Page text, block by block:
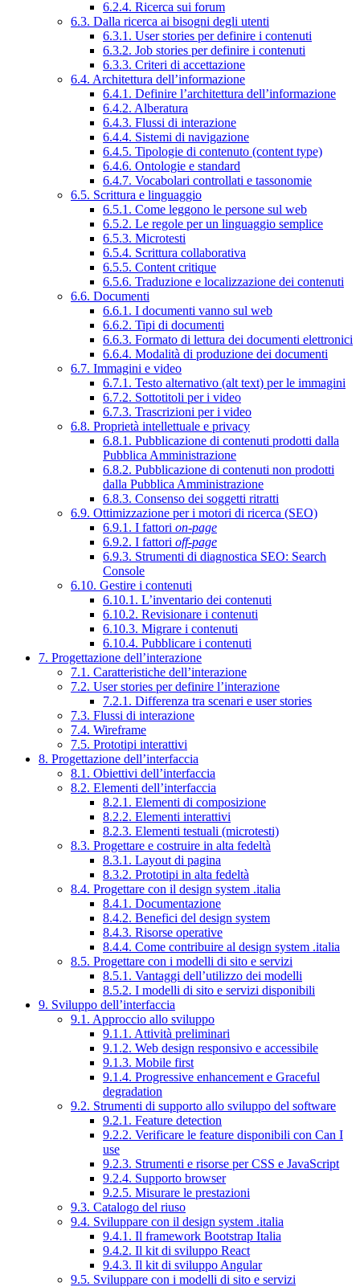
6.2.4. Ricerca sui forum
6.3. Dalla ricerca ai bisogni degli utenti
6.3.1. User stories per definire i contenuti
6.3.2. Job stories per definire i contenuti
6.3.3. Criteri di accettazione
6.4. Architettura dell’informazione
6.4.1. Definire l’architettura dell’informazione
6.4.2. Alberatura
6.4.3. Flussi di interazione
6.4.4. Sistemi di navigazione
6.4.5. Tipologie di contenuto (content type)
6.4.6. Ontologie e standard
6.4.7. Vocabolari controllati e tassonomie
6.5. Scrittura e linguaggio
6.5.1. Come leggono le persone sul web
6.5.2. Le regole per un linguaggio semplice
6.5.3. Microtesti
6.5.4. Scrittura collaborativa
6.5.5. Content critique
6.5.6. Traduzione e localizzazione dei contenuti
6.6. Documenti
6.6.1. I documenti vanno sul web
6.6.2. Tipi di documenti
6.6.3. Formato di lettura dei documenti elettronici
6.6.4. Modalità di produzione dei documenti
6.7. Immagini e video
6.7.1. Testo alternativo (alt text) per le immagini
6.7.2. Sottotitoli per i video
6.7.3. Trascrizioni per i video
6.8. Proprietà intellettuale e privacy
6.8.1. Pubblicazione di contenuti prodotti dalla
Pubblica Amministrazione
6.8.2. Pubblicazione di contenuti non prodotti
dalla Pubblica Amministrazione
6.8.3. Consenso dei soggetti ritratti
6.9. Ottimizzazione per i motori di ricerca (SEO)
6.9.1. I fattori on-page
6.9.2. I fattori off-page
6.9.3. Strumenti di diagnostica SEO: Search
Console
6.10. Gestire i contenuti
6.10.1. L’inventario dei contenuti
6.10.2. Revisionare i contenuti
6.10.3. Migrare i contenuti
6.10.4. Pubblicare i contenuti
7. Progettazione dell’interazione
7.1. Caratteristiche dell’interazione
7.2. User stories per definire l’interazione
7.2.1. Differenza tra scenari e user stories
7.3. Flussi di interazione
7.4. Wireframe
7.5. Prototipi interattivi
8. Progettazione dell’interfaccia
8.1. Obiettivi dell’interfaccia
8.2. Elementi dell’interfaccia
8.2.1. Elementi di composizione
8.2.2. Elementi interattivi
8.2.3. Elementi testuali (microtesti)
8.3. Progettare e costruire in alta fedeltà
8.3.1. Layout di pagina
8.3.2. Prototipi in alta fedeltà
8.4. Progettare con il design system .italia
8.4.1. Documentazione
8.4.2. Benefici del design system
8.4.3. Risorse operative
8.4.4. Come contribuire al design system .italia
8.5. Progettare con i modelli di sito e servizi
8.5.1. Vantaggi dell’utilizzo dei modelli
8.5.2. I modelli di sito e servizi disponibili
9. Sviluppo dell’interfaccia
9.1. Approccio allo sviluppo
9.1.1. Attività preliminari
9.1.2. Web design responsivo e accessibile
9.1.3. Mobile first
9.1.4. Progressive enhancement e Graceful
degradation
9.2. Strumenti di supporto allo sviluppo del software
9.2.1. Feature detection
9.2.2. Verificare le feature disponibili con Can I
use
9.2.3. Strumenti e risorse per CSS e JavaScript
9.2.4. Supporto browser
9.2.5. Misurare le prestazioni
9.3. Catalogo del riuso
9.4. Sviluppare con il design system .italia
9.4.1. Il framework Bootstrap Italia
9.4.2. Il kit di sviluppo React
9.4.3. Il kit di sviluppo Angular
9.5. Sviluppare con i modelli di sito e servizi